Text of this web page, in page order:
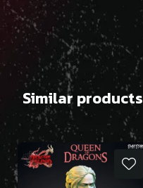
Similar products